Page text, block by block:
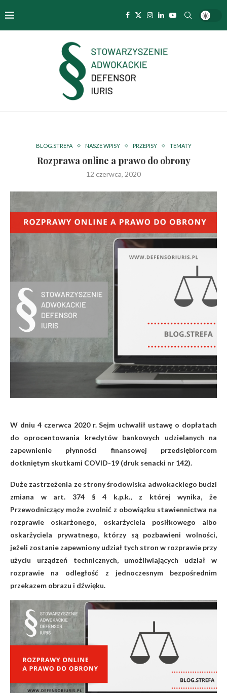
BLOG.STREFA NASZE WPISY PRZEPISY TEMATY
Rozprawa online a prawo do obrony
12 czerwca, 2020
W dniu 4 czerwca 2020 r. Sejm uchwalił ustawę o dopłatach
do oprocentowania kredytów bankowych udzielanych na
zapewnienie płynności finansowej przedsiębiorcom
dotkniętym skutkami COVID-19 (druk senacki nr 142).
Duże zastrzeżenia ze strony środowiska adwokackiego budzi
zmiana w art. 374 § 4 k.p.k., z której wynika, że
Przewodniczący może zwolnić z obowiązku stawiennictwa na
rozprawie oskarżonego, oskarżyciela posiłkowego albo
oskarżyciela prywatnego, którzy są pozbawieni wolności,
jeżeli zostanie zapewniony udział tych stron w rozprawie przy
użyciu urządzeń technicznych, umożliwiających udział w
rozprawie na odległość z jednoczesnym bezpośrednim
przekazem obrazu i dźwięku.